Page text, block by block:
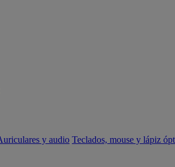
y audio Teclados, mouse y lápiz